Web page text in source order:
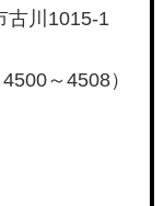
古川1015-1
4500～4508）